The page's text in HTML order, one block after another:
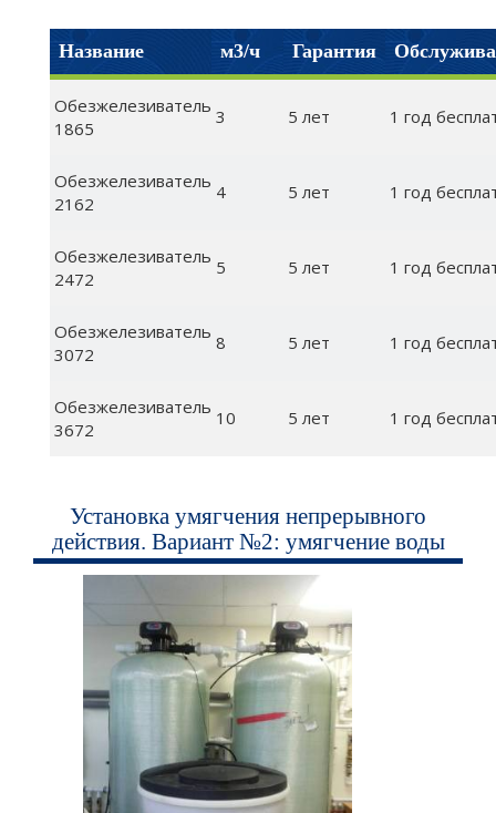
Название м3/ч Гарантия
Обезжелезиватель
1865
3 5 лет 1 год
Обезжелезиватель
2162
4 5 лет 1 год
Обезжелезиватель
2472
5 5 лет 1 год
Обезжелезиватель
3072
8 5 лет 1 год
Обезжелезиватель
3672
10 5 лет 1 год
Установка умягчения непрерывного
действия. Вариант №2: умягчение воды